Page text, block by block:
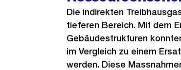
Die indirekten
tieferen Bereich. Mit dem
Gebäudestrukturen
im Vergleich zu einem
werden. Diese